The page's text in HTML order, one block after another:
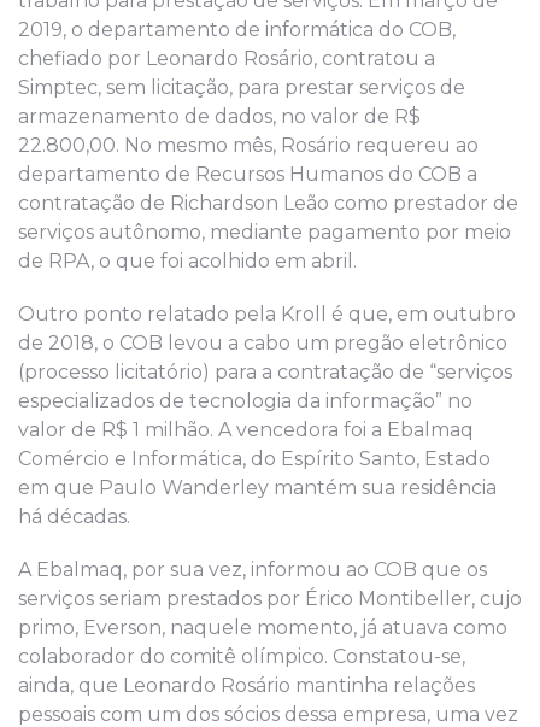
2019, o departamento de informática do COB,
chefiado por Leonardo Rosário, contratou a
Simptec, sem licitação, para prestar serviços de
armazenamento de dados, no valor de R$
22.800,00. No mesmo mês, Rosário requereu ao
departamento de Recursos Humanos do COB a
contratação de Richardson Leão como prestador de
serviços autônomo, mediante pagamento por meio
de RPA, o que foi acolhido em abril.
Outro ponto relatado pela Kroll é que, em outubro
de 2018, o COB levou a cabo um pregão eletrônico
(processo licitatório) para a contratação de “serviços
especializados de tecnologia da informação” no
valor de R$ 1 milhão. A vencedora foi a Ebalmaq
Comércio e Informática, do Espírito Santo, Estado
em q ue Paulo Wanderley mantém sua residência
há décadas.
A Ebalmaq, por sua vez, informou ao COB que os
serviços seriam prestados por Érico Montibeller, cujo
primo, Everson, naquele momento, já atuava como
colaborador do comitê olímpico. Constatou-se,
ainda, que Leonardo Rosário mantinha relações
pessoais com um dos sócios dessa empresa, uma vez